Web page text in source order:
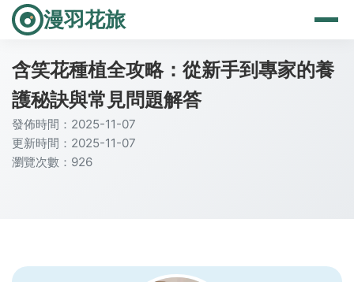
漫羽花旅
含笑花種植全攻略：從新手到專家的養
護秘訣與常見問題解答
發佈時間：2025-11-07
更新時間：2025-11-07
瀏覽次數：926